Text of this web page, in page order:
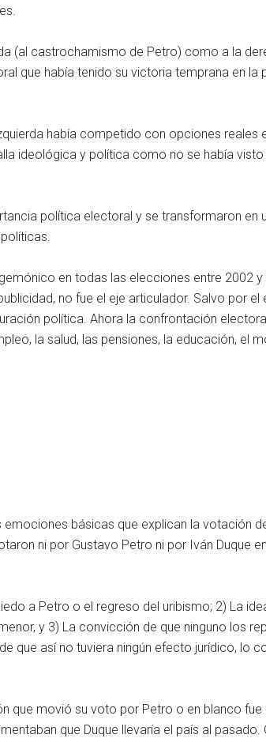
(al castrochamismo de Petro) como a la
que había tenido su victoria temprana en la
había competido con opciones reales
ideológica y política como no se había visto
política electoral y se transformaron en
en todas las elecciones entre 2002 y
no fue el eje articulador. Salvo por el
política. Ahora la confrontación
la salud, las pensiones, la educación, el
básicas que explican la votación
ni por Gustavo Petro ni por Iván Duque
a Petro o el regreso del uribismo; 2) La
y 3) La convicción de que ninguno los
que así no tuviera ningún efecto jurídico, lo
que movió su voto por Petro o en blanco fue
que Duque llevaría el país al pasado.